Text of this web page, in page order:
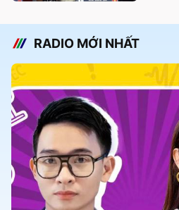
RADIO MỚI NHẤT